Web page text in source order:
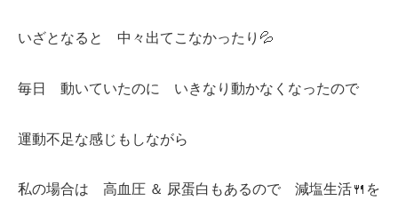
いざとなると 中々出てこなかったり💦
毎日 動いていたのに いきなり動かなくなったので
運動不足な感じもしながら
私の場合は 高血圧 ＆ 尿蛋白もあるので 減塩生活🍴を